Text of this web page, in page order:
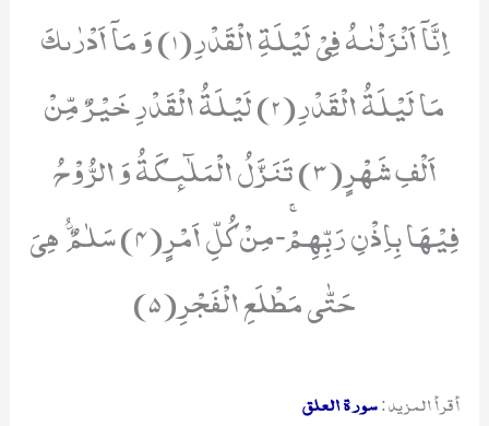
اِنَّاۤ اَنْزَلْنٰهُ فِیْ لَیْلَةِ الْقَدْرِ(1) وَ مَاۤ اَدْرٰىكَ
مَا لَیْلَةُ الْقَدْرِ(2) لَیْلَةُ الْقَدْرِ خَیْرٌ مِّنْ
اَلْفِ شَهْرٍ(3) تَنَزَّلُ الْمَلٰٓىٕكَةُ وَ الرُّوْحُ
فِیْهَا بِاِذْنِ رَبِّهِمْۚ-مِنْ كُلِّ اَمْرٍ(4) سَلٰمٌ ﱡ هِیَ
حَتّٰى مَطْلَعِ الْفَجْرِ(5)
أقرأ المزيد:سورة العلق